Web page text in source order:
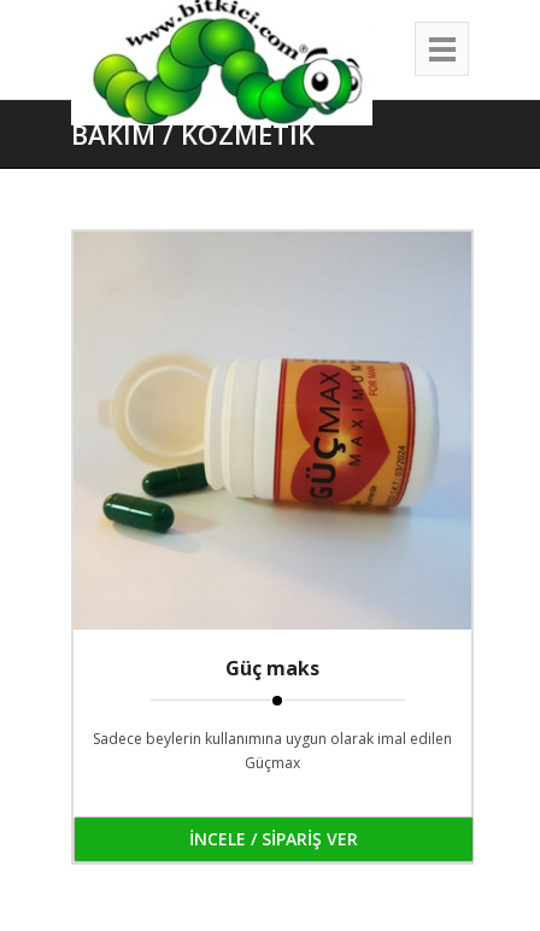
BAKIM / KOZMETİK
Güç maks
Sadece beylerin kullanımına uygun olarak imal edilen
Güçmax
İNCELE / SİPARİŞ VER